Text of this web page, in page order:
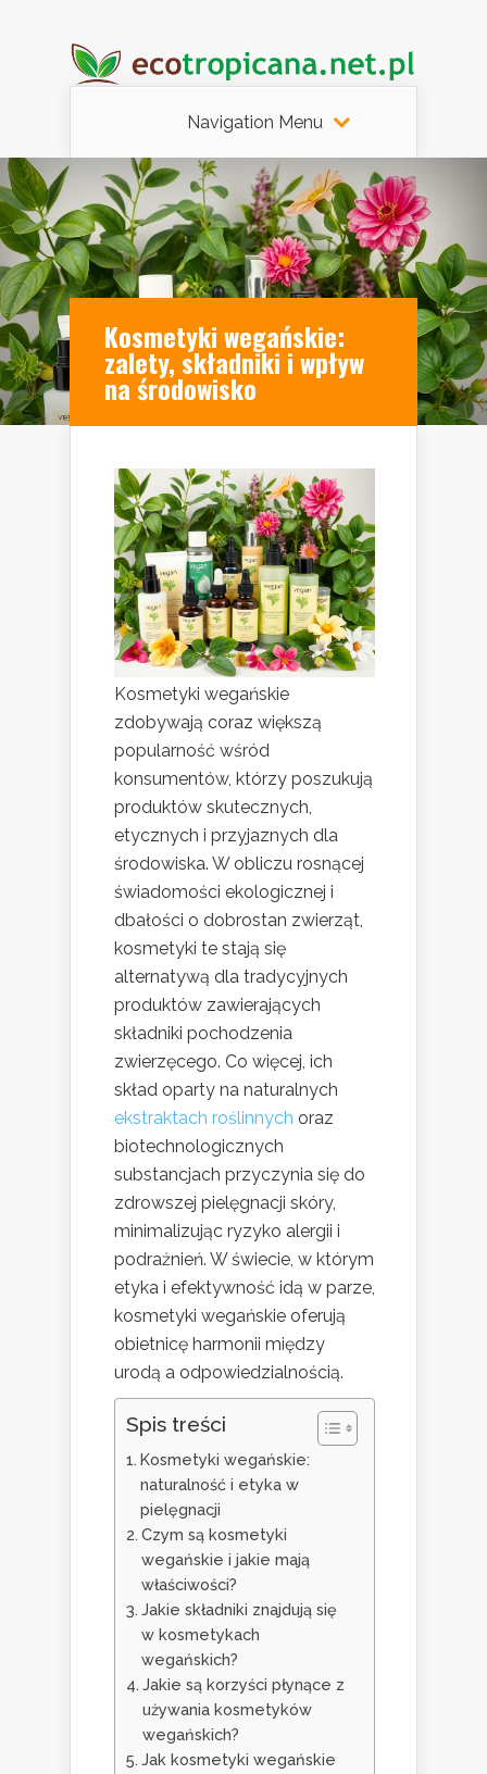
Navigation Menu
Kosmetyki wegańskie:
zalety, składniki i wpływ
na środowisko
Kosmetyki wegańskie
zdobywają coraz większą
popularność wśród
konsumentów, którzy poszukują
produktów skutecznych,
etycznych i przyjaznych dla
środowiska. W obliczu rosnącej
świadomości ekologicznej i
dbałości o dobrostan zwierząt,
kosmetyki te stają się
alternatywą dla tradycyjnych
produktów zawierających
składniki pochodzenia
zwierzęcego. Co więcej, ich
skład oparty na naturalnych
ekstraktach roślinnych oraz
biotechnologicznych
substancjach przyczynia się do
zdrowszej pielęgnacji skóry,
minimalizując ryzyko alergii i
podrażnień. W świecie, w którym
etyka i efektywność idą w parze,
kosmetyki wegańskie oferują
obietnicę harmonii między
urodą a odpowiedzialnością.
Spis treści
Kosmetyki wegańskie:
naturalność i etyka w
pielęgnacji
Czym są kosmetyki
wegańskie i jakie mają
właściwości?
Jakie składniki znajdują się
w kosmetykach
wegańskich?
Jakie są korzyści płynące z
używania kosmetyków
wegańskich?
Jak kosmetyki wegańskie